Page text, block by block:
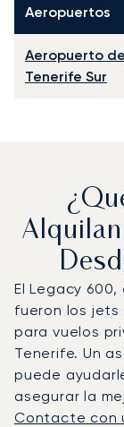
Aeropuertos
Aeropuerto de
Tenerife Sur
El Legacy
fueron los jets
para vuelos
Tenerife. Un
puede
asegurar la
Contacte con